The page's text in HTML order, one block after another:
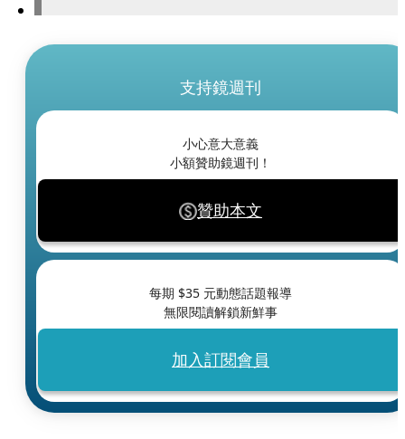
支持鏡週刊
小心意大意義
小額贊助鏡週刊！
贊助本文
每期 $35 元動態話題報導
無限閱讀解鎖新鮮事
加入訂閱會員